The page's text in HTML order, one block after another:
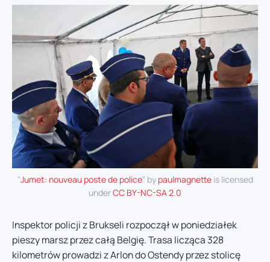
"Jumet: nouveau poste de police" by paulmagnetteis licensed
underCC BY-NC-SA 2.0
Inspektor policji z Brukseli rozpoczął w poniedziałek
pieszy marsz przez całą Belgię. Trasa licząca 328
kilometrów prowadzi z Arlon do Ostendy przez stolicę